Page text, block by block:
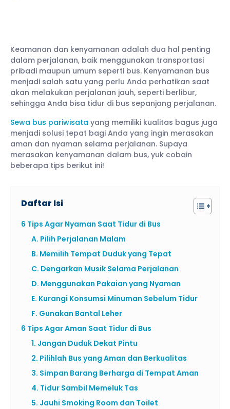
Keamanan dan kenyamanan adalah dua hal penting
dalam perjalanan, baik menggunakan transportasi
pribadi maupun umum seperti bus. Kenyamanan bus
menjadi salah satu yang perlu Anda perhatikan saat
akan melakukan perjalanan jauh, seperti berlibur,
sehingga Anda bisa tidur di bus sepanjang perjalanan.
Sewa bus pariwisata yang memiliki kualitas bagus juga
menjadi solusi tepat bagi Anda yang ingin merasakan
aman dan nyaman selama perjalanan. Supaya
merasakan kenyamanan dalam bus, yuk cobain
beberapa tips berikut ini!
Daftar Isi
6 Tips Agar Nyaman Saat Tidur di Bus
A. Pilih Perjalanan Malam
B. Memilih Tempat Duduk yang Tepat
C. Dengarkan Musik Selama Perjalanan
D. Menggunakan Pakaian yang Nyaman
E. Kurangi Konsumsi Minuman Sebelum Tidur
F. Gunakan Bantal Leher
6 Tips Agar Aman Saat Tidur di Bus
1. Jangan Duduk Dekat Pintu
2. Pilihlah Bus yang Aman dan Berkualitas
3. Simpan Barang Berharga di Tempat Aman
4. Tidur Sambil Memeluk Tas
5. Jauhi Smoking Room dan Toilet